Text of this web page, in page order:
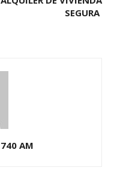
SEGURA
AM